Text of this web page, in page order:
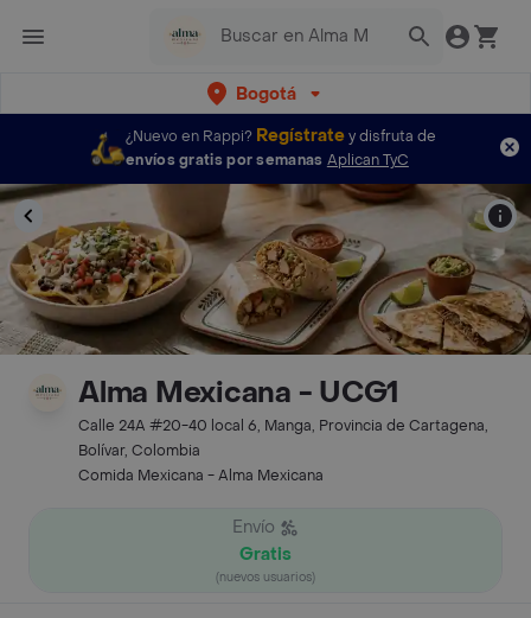
Bogotá
¿Nuevo en Rappi? Regístratey disfruta de
envíos gratis por semanas Aplican TyC
Alma Mexicana - UCG1
Calle 24A #20-40 local 6, Manga, Provincia de Cartagena,
Bolívar, Colombia
Comida Mexicana - Alma Mexicana
Envío
Gratis
(nuevos usuarios)